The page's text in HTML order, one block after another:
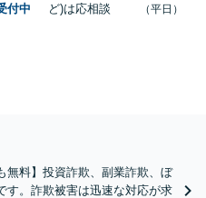
付中
ど)は応相談
（平日）
無料】投資詐欺、副業詐欺、ぼ
す。詐欺被害は迅速な対応が求